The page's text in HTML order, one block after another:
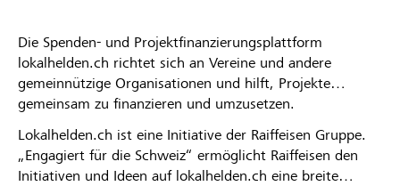
Die Spenden- und Projektfinanzierungsplattform
lokalhelden.ch richtet sich an Vereine und andere
gemeinnützige Organisationen und hilft, Projekte
gemeinsam zu finanzieren und umzusetzen.
Lokalhelden.ch ist eine Initiative der Raiffeisen Gruppe.
„Engagiert für die Schweiz“ ermöglicht Raiffeisen den
Initiativen und Ideen auf lokalhelden.ch eine breite